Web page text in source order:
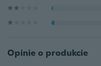
Opinie o produkcie